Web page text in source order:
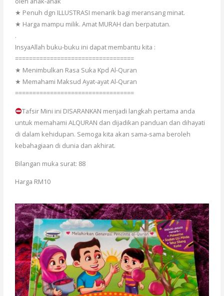
★ Penuh dgn ILLUSTRASI menarik bagi meransang minat.
★ Harga mampu milik. Amat MURAH dan berpatutan.
.
InsyaAllah buku-buku ini dapat membantu kita :
==================================
★ Menimbulkan Rasa Suka Kpd Al-Quran
★ Memahami Maksud Ayat-ayat Al-Quran
==================================
Tafsir Mini ini DISARANKAN menjadi langkah pertama anda
untuk memahami ALQURAN dan dijadikan panduan dan dihayati
di dalam kehidupan. Semoga kita akan sama-sama beroleh
kebahagiaan di dunia dan akhirat.
Bilangan muka surat: 88
Harga RM10